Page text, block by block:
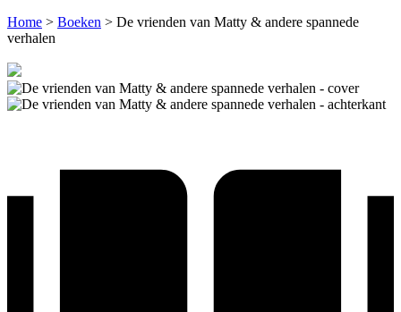
Home > Boeken > De vrienden van Matty & andere spannede
verhalen